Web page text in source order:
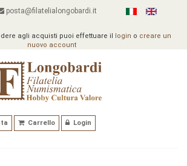
posta@filatelialongobardi.it
agli acquisti puoi effettuare il login o creare un
nuovo account
Carrello Login